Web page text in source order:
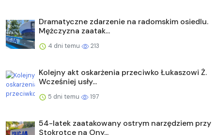
Dramatyczne zdarzenie na radomskim osiedlu.
Mężczyzna zaatak...
4 dni temu 213
Kolejny akt oskarżenia przeciwko Łukaszowi Ż.
Wcześniej usły...
5 dni temu 197
54-latek zaatakowany ostrym narzędziem przy
Stokrotce na Ony...